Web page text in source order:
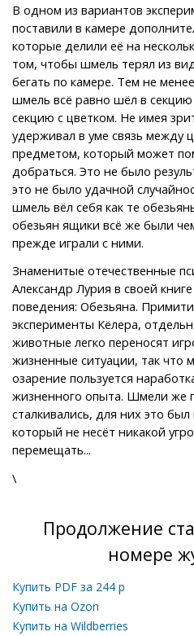
В одном из вариантов
поставили в камере
которые делили её на
том, чтобы шмель терял из
бегать по камере. Тем не
шмель всё равно шёл в
секцию с цветком. Не имея
удерживал в уме связь между
предметом, который может
добраться. Это не было
это не было удачной
шмель вёл себя как те
обезьян ящики всё же были
прежде играли с ними.
Знаменитые отечественные
Александр Лурия в своей
поведения: Обезьяна.
эксперименты Кёлера,
животные легко переносят
жизненные ситуации, так что
озарение пользуется
жизненного опыта. Шмели же
сталкивались, для них это
который не несёт никакой
перемещать...
\
Продолжение
номере
Купить PDF за 244 р
Купить на Ozon
Купить на Wildberries